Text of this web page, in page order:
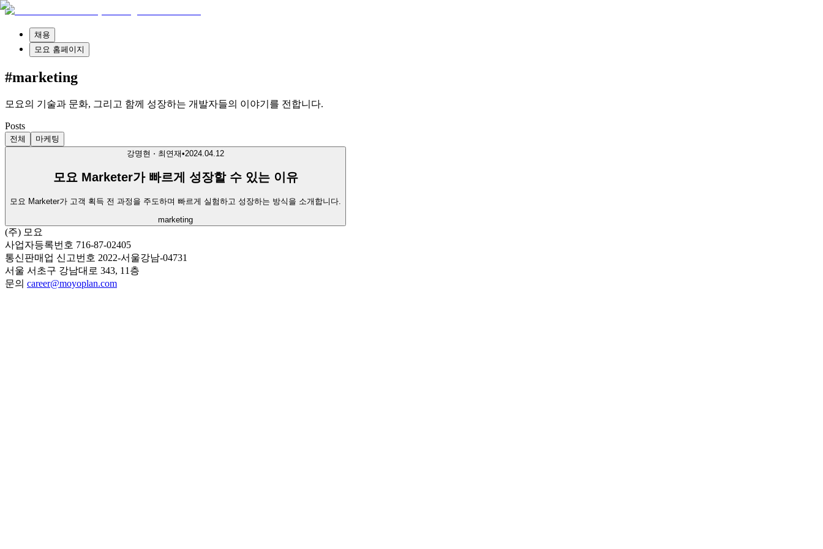
채용
모요 홈페이지
#marketing
모요의 기술과 문화, 그리고 함께 성장하는 개발자들의 이야기를 전합니다.
Posts
전체
마케팅
강명현 ⋅ 최연재•2024.04.12
모요 Marketer가 빠르게 성장할 수 있는 이유
모요 Marketer가 고객 획득 전 과정을 주도하며 빠르게 실험하고 성장하는 방식을 소개합니다.
marketing
(주) 모요
사업자등록번호 716-87-02405
통신판매업 신고번호 2022-서울강남-04731
서울 서초구 강남대로 343, 11층
문의 career@moyoplan.com